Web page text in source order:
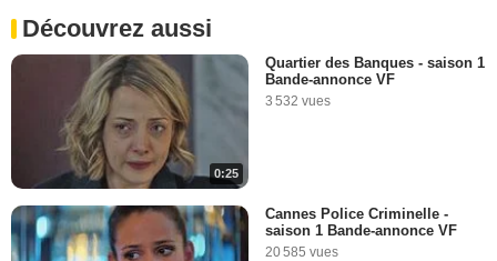
Découvrez aussi
0:25
Quartier des Banques - saison 1
Bande-annonce VF
3 532 vues
Cannes Police Criminelle -
saison 1 Bande-annonce VF
20 585 vues